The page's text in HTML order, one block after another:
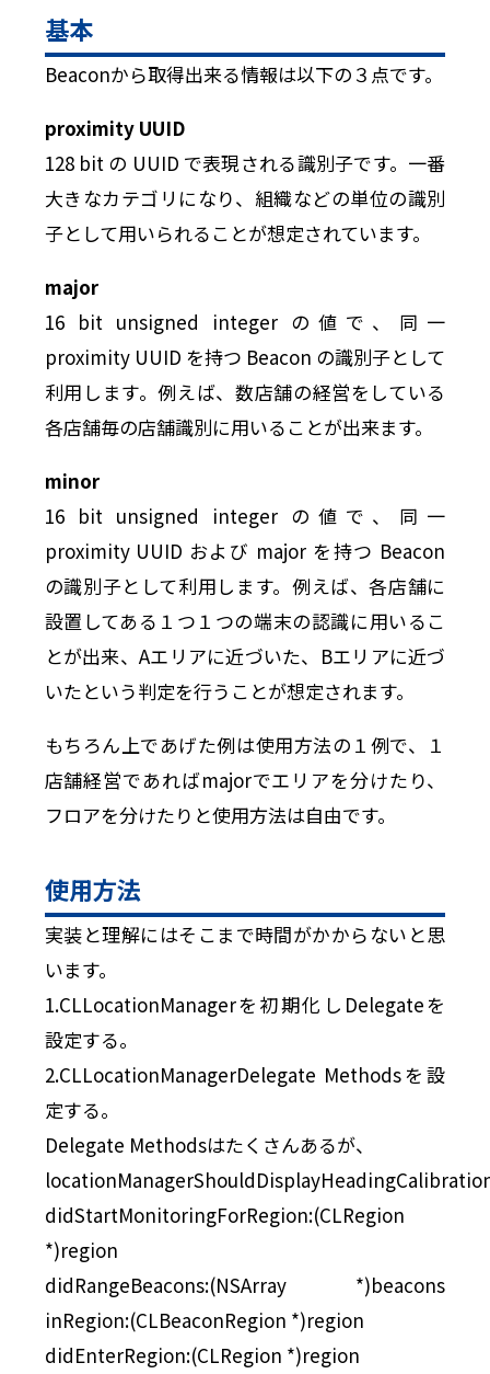
基本
Beaconから取得出来る情報は以下の３点です。
proximity UUID
128 bit の UUID で表現される識別子です。一番
大きなカテゴリになり、組織などの単位の識別
子として用いられることが想定されています。
major
16 bit unsigned integer の値で、同一
proximity UUID を持つ Beacon の識別子として
利用します。例えば、数店舗の経営をしている
各店舗毎の店舗識別に用いることが出来ます。
minor
16 bit unsigned integer の値で、同一
proximity UUID および major を持つ Beacon
の識別子として利用します。例えば、各店舗に
設置してある１つ１つの端末の認識に用いるこ
とが出来、Aエリアに近づいた、Bエリアに近づ
いたという判定を行うことが想定されます。
もちろん上であげた例は使用方法の１例で、１
店舗経営であればmajorでエリアを分けたり、
フロアを分けたりと使用方法は自由です。
使用方法
実装と理解にはそこまで時間がかからないと思
います。
1.CLLocationManagerを初期化しDelegateを
設定する。
2.CLLocationManagerDelegate Methodsを設
定する。
Delegate Methodsはたくさんあるが、
didStartMonitoringForRegion:(CLRegion
*)region
didRangeBeacons:(NSArray *)beacons
inRegion:(CLBeaconRegion *)region
didEnterRegion:(CLRegion *)region